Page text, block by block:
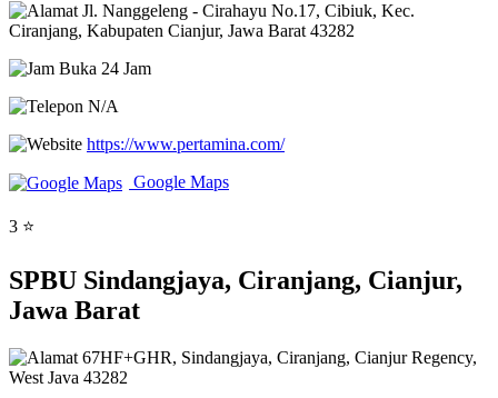
Jl. Nanggeleng - Cirahayu No.17, Cibiuk, Kec.
Ciranjang, Kabupaten Cianjur, Jawa Barat 43282
Buka 24 Jam
N/A
https://www.pertamina.com/
Google Maps
3 ⭐
SPBU Sindangjaya, Ciranjang, Cianjur,
Jawa Barat
67HF+GHR, Sindangjaya, Ciranjang, Cianjur Regency,
West Java 43282